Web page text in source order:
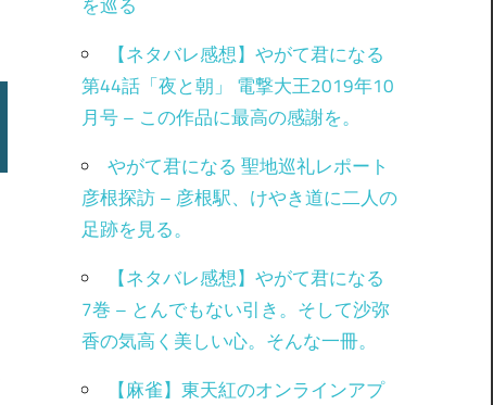
【ネタバレ感想】やがて君になる
第44話「夜と朝」 電撃大王2019年10
月号 – この作品に最高の感謝を。
やがて君になる 聖地巡礼レポート
彦根探訪 – 彦根駅、けやき道に二人の
足跡を見る。
【ネタバレ感想】やがて君になる
7巻 – とんでもない引き。そして沙弥
香の気高く美しい心。そんな一冊。
【麻雀】東天紅のオンラインアプ